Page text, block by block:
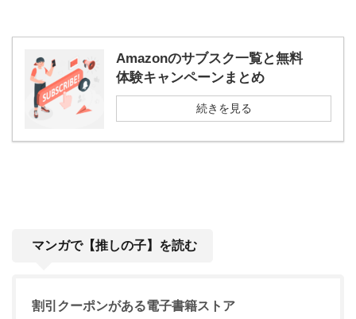
Amazonのサブスク一覧と無料
体験キャンペーンまとめ
続きを見る
マンガで【推しの子】を読む
割引クーポンがある電子書籍ストア